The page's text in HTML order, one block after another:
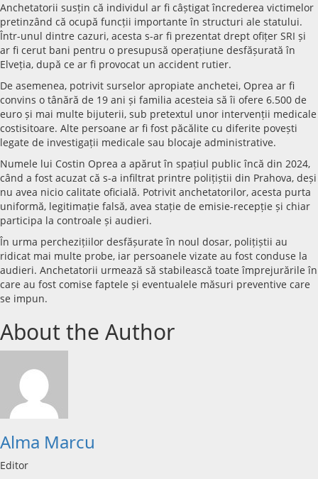
Anchetatorii susțin că individul ar fi câștigat încrederea victimelor
pretinzând că ocupă funcții importante în structuri ale statului.
Într-unul dintre cazuri, acesta s-ar fi prezentat drept ofițer SRI și
ar fi cerut bani pentru o presupusă operațiune desfășurată în
Elveția, după ce ar fi provocat un accident rutier.
De asemenea, potrivit surselor apropiate anchetei, Oprea ar fi
convins o tânără de 19 ani și familia acesteia să îi ofere 6.500 de
euro și mai multe bijuterii, sub pretextul unor intervenții medicale
costisitoare. Alte persoane ar fi fost păcălite cu diferite povești
legate de investigații medicale sau blocaje administrative.
Numele lui Costin Oprea a apărut în spațiul public încă din 2024,
când a fost acuzat că s-a infiltrat printre polițiștii din Prahova, deși
nu avea nicio calitate oficială. Potrivit anchetatorilor, acesta purta
uniformă, legitimație falsă, avea stație de emisie-recepție și chiar
participa la controale și audieri.
În urma perchezițiilor desfășurate în noul dosar, polițiștii au
ridicat mai multe probe, iar persoanele vizate au fost conduse la
audieri. Anchetatorii urmează să stabilească toate împrejurările în
care au fost comise faptele și eventualele măsuri preventive care
se impun.
About the Author
Alma Marcu
Editor